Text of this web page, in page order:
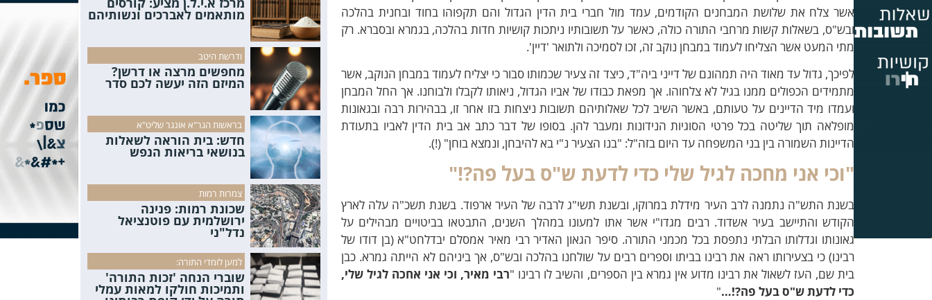
אשר צלח את שלושת המבחנים הקודמים, עמד מול חברי בית הדין הגדול והם תקפוהו בחוד ובחנית בהלכה
ובש"ס, בשאלות קשות מרחבי התורה כולה, כאשר על תשובותיו ניתכות קושיות חדות בהלכה, בגמרא ובסברא. רק
מתי המעט אשר הצליחו לעמוד במבחן נוקב זה, זכו לסמיכה ולתואר 'דיין'.
לפיכך, גדול עד מאוד היה תמהונם של דייני ביה"ד, כיצד זה צעיר שכמותו סבור כי יצליח לעמוד במבחן הנוקב, אשר
מתמידים הכפולים ממנו בגיל לא צלחוהו. אך מפאת כבודו של אביו הגדול, ניאותו לקבלו ולבוחנו. אך החל המבחן
ועמדו מיד הדיינים על טעותם, באשר השיב לכל שאלותיהם תשובות ניצחות בזו אחר זו, בבהירות רבה ובגאונות
מופלאה תוך שליטה בכל פרטי הסוגיות הנידונות ומעבר להן. בסופו של דבר כתב אב בית הדין לאביו בתעודת
הדיינות השמורה בין בני המשפחה עד היום בזה"ל: "בנו הצעיר נ"י בא להיבחן, ונמצא בוחן" (!).
"וכי אני מחכה לגיל שלי כדי לדעת ש"ס בעל פה?!"
בשנת התש"ה נתמנה לרב העיר מידלת במרוקו, ובשנת תשי"ג לרבה של העיר ארפוד. בשנת תשכ"ה עלה לארץ
הקודש והתיישב בעיר אשדוד. רבים מגדו"י אשר אתו למעונו במהלך השנים, התבטאו בביטויים מבהילים על
גאונותו וגדלותו הבלתי נתפסת בכל מכמני התורה. סיפר הגאון האדיר רבי מאיר אמסלם יבדלחט"א (בן דודו של
רבינו) כי בצעירותו ראה את רבינו בביתו וספרים רבים על שולחנו בהלכה ובש"ס, אך ביניהם לא הייתה גמרא. כבן
בית שם, העז לשאול את רבינו מדוע אין גמרא בין הספרים, והשיב לו רבינו "רבי מאיר, וכי אני אחכה לגיל שלי,
כדי לדעת ש"ס בעל פה?!…"
מותאמים לאברכים ונשותיהם
ודרשת היטב
מחפשים מרצה או דרשן?
המיזם הזה יעשה לכם סדר
בראשות הגר"א אונגר שליט"א
חדש: בית הוראה לשאלות
בנושאי בריאות הנפש
צמרות רמות
שכונת רמות: פנינה
ירושלמית עם פוטנציאל
נדל"ני
למען לומדי התורה:
שוברי הנחה 'זכות התורה'
ותמיכות חולקו למאות עמלי